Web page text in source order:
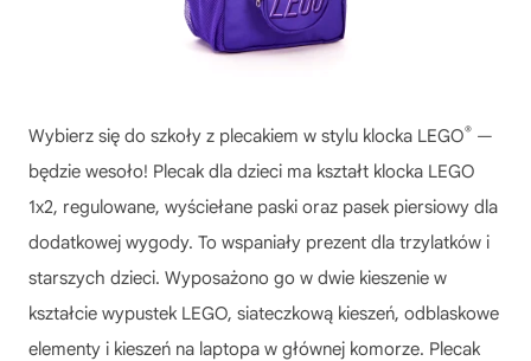
Wybierz się do szkoły z plecakiem w stylu klocka LEGO® —
będzie wesoło! Plecak dla dzieci ma kształt klocka LEGO
1x2, regulowane, wyściełane paski oraz pasek piersiowy dla
dodatkowej wygody. To wspaniały prezent dla trzylatków i
starszych dzieci. Wyposażono go w dwie kieszenie w
kształcie wypustek LEGO, siateczkową kieszeń, odblaskowe
elementy i kieszeń na laptopa w głównej komorze. Plecak